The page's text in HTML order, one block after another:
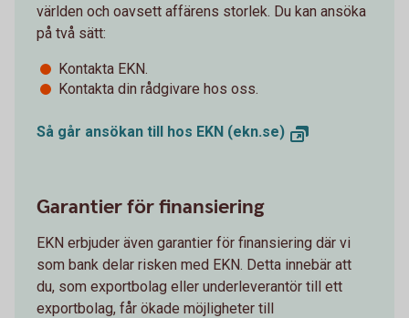
världen och oavsett affärens storlek. Du kan ansöka
på två sätt:
Kontakta EKN.
Kontakta din rådgivare hos oss.
Så går ansökan till hos EKN (ekn.se)
Garantier för finansiering
EKN erbjuder även garantier för finansiering där vi
som bank delar risken med EKN. Detta innebär att
du, som exportbolag eller underleverantör till ett
exportbolag, får ökade möjligheter till